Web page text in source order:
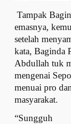
Tampak
emasnya,
setelah
kata, Baginda
Abdullah tuk
mengenai
menuai pro
masyarakat.
“Sungguh